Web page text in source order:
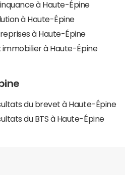
à Haute-Épine
à Haute-Épine
à Haute-Épine
immobilier à Haute-Épine
du brevet à Haute-Épine
du BTS à Haute-Épine